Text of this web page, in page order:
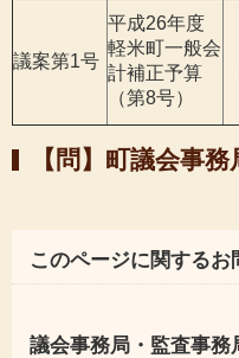
議案第1号
平成26年度
軽米町一般会
計補正予算
（第8号）
【問】町議会事
このページに関するお
議会事務局・監査事務